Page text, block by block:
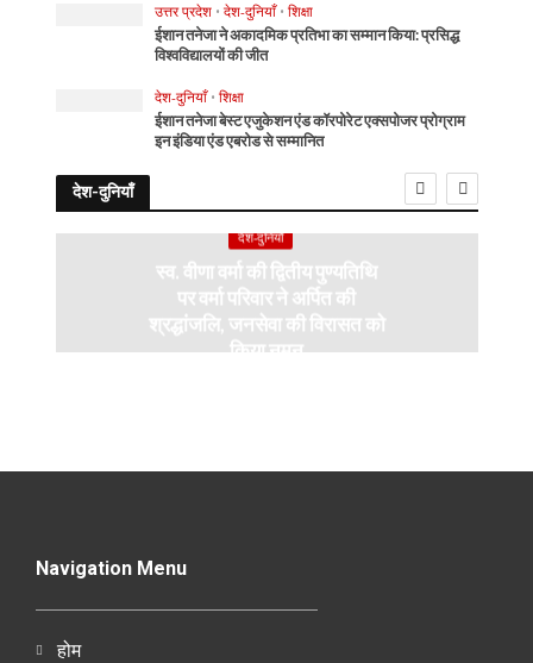
उत्तर प्रदेश • देश-दुनियाँ • शिक्षा
ईशान तनेजा ने अकादमिक प्रतिभा का सम्मान किया: प्रसिद्ध
विश्वविद्यालयों की जीत
देश-दुनियाँ • शिक्षा
ईशान तनेजा बेस्ट एजुकेशन एंड कॉरपोरेट एक्सपोजर प्रोग्राम
इन इंडिया एंड एबरोड से सम्मानित
देश-दुनियाँ
देश-दुनियाँ
स्व. वीणा वर्मा की द्वितीय पुण्यतिथि
पर वर्मा परिवार ने अर्पित की
श्रद्धांजलि, जनसेवा की विरासत को
किया नमन
Navigation Menu
होम